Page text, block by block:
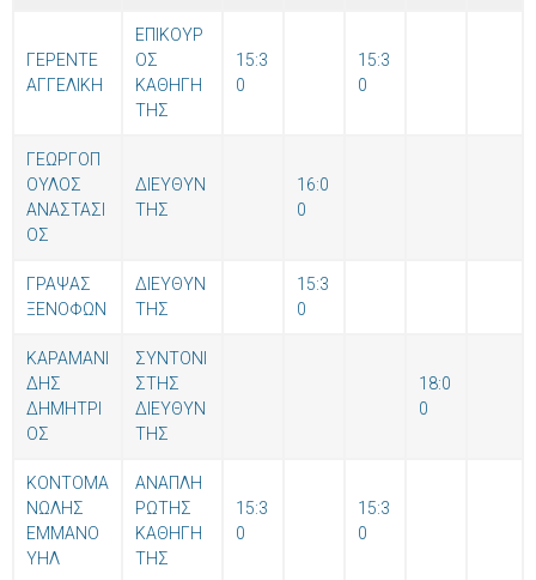
ΓΕΡΕΝΤΕ
ΑΓΓΕΛΙΚΗ
ΕΠΙΚΟΥΡ
ΟΣ
ΚΑΘΗΓΗ
ΤΗΣ
15:3
0
15:3
0
ΓΕΩΡΓΟΠ
ΟΥΛΟΣ
ΑΝΑΣΤΑΣΙ
ΟΣ
ΔΙΕΥΘΥΝ
ΤΗΣ
16:0
0
ΓΡΑΨΑΣ
ΞΕΝΟΦΩΝ
ΔΙΕΥΘΥΝ
ΤΗΣ
15:3
0
ΚΑΡΑΜΑΝΙ
ΔΗΣ
ΔΗΜΗΤΡΙ
ΟΣ
ΣΥΝΤΟΝΙ
ΣΤΗΣ
ΔΙΕΥΘΥΝ
ΤΗΣ
18:0
0
ΚΟΝΤΟΜΑ
ΝΩΛΗΣ
ΕΜΜΑΝΟ
ΥΗΛ
ΑΝΑΠΛΗ
ΡΩΤΗΣ
ΚΑΘΗΓΗ
ΤΗΣ
15:3
0
15:3
0